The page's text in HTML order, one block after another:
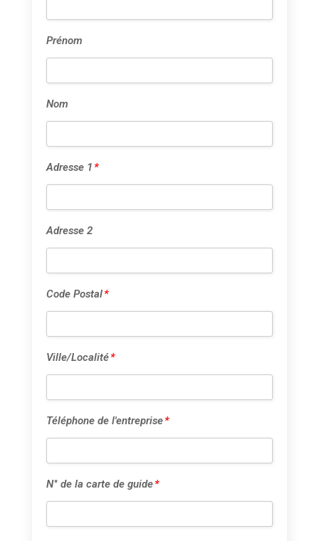
Prénom
Nom
Adresse 1 *
Adresse 2
Code Postal*
Ville/Localité*
Téléphone de l'entreprise*
N° de la carte de guide*